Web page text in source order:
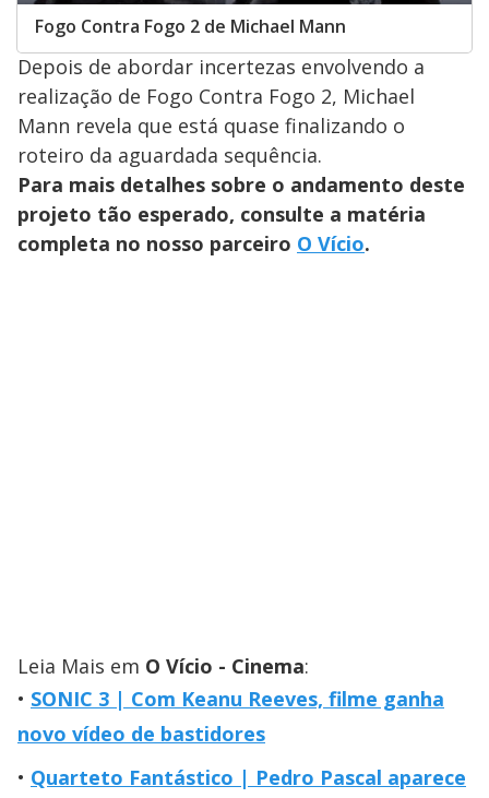
Fogo Contra Fogo 2 de Michael Mann
Depois de abordar incertezas envolvendo a
realização de Fogo Contra Fogo 2, Michael
Mann revela que está quase finalizando o
roteiro da aguardada sequência.
Para mais detalhes sobre o andamento deste
projeto tão esperado, consulte a matéria
completa no nosso parceiro O Vício.
Leia Mais em O Vício - Cinema:
SONIC 3 | Com Keanu Reeves, filme ganha
novo vídeo de bastidores
Quarteto Fantástico | Pedro Pascal aparece